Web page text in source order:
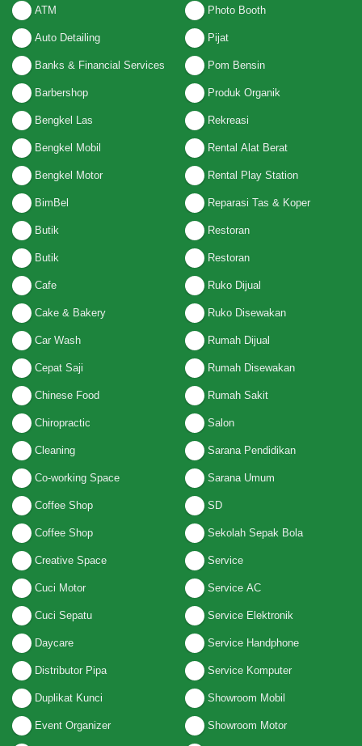
ATM
Auto Detailing
Banks & Financial Services
Barbershop
Bengkel Las
Bengkel Mobil
Bengkel Motor
BimBel
Butik
Butik
Cafe
Cake & Bakery
Car Wash
Cepat Saji
Chinese Food
Chiropractic
Cleaning
Co-working Space
Coffee Shop
Coffee Shop
Creative Space
Cuci Motor
Cuci Sepatu
Daycare
Distributor Pipa
Duplikat Kunci
Event Organizer
Photo Booth
Pijat
Pom Bensin
Produk Organik
Rekreasi
Rental Alat Berat
Rental Play Station
Reparasi Tas & Koper
Restoran
Restoran
Ruko Dijual
Ruko Disewakan
Rumah Dijual
Rumah Disewakan
Rumah Sakit
Salon
Sarana Pendidikan
Sarana Umum
SD
Sekolah Sepak Bola
Service
Service AC
Service Elektronik
Service Handphone
Service Komputer
Showroom Mobil
Showroom Motor